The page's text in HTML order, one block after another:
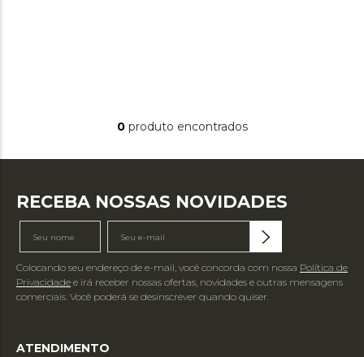
0 produto
RECEBA NOSSAS NOVIDADES
Colocando seu endereço de e-mail, você concorda com nossa Política de
Privacidade e irá receber nossas ofertas, novidades e outras mensagens
comerciais. Você poderá se desinscrever quando quiser.
ATENDIMENTO